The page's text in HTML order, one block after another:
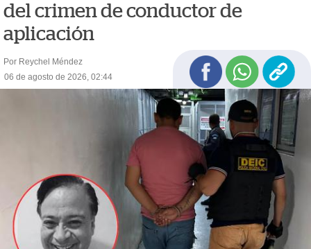
del crimen de conductor de
aplicación
Por Reychel Méndez
06 de agosto de 2026, 02:44